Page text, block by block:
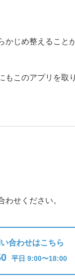
かじめ整えること
もこのアプリを取り
せください。
合わせはこちら
平日 9:00〜18:00